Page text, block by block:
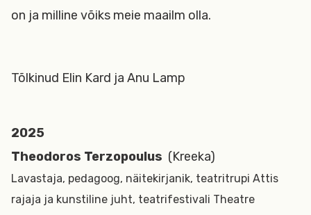
on ja milline võiks meie maailm olla.
Tõlkinud Elin Kard ja Anu Lamp
2025
Theodoros Terzopoulus (Kreeka)
Lavastaja, pedagoog, näitekirjanik, teatritrupi Attis
rajaja ja kunstiline juht, teatrifestivali Theatre